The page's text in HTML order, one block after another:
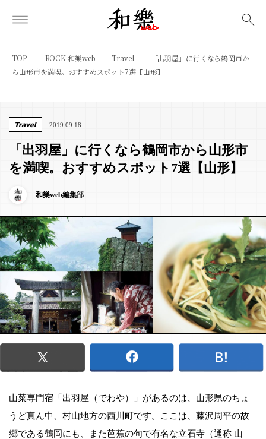
TOP ROCK 和樂web Travel
「出羽屋」に行くなら鶴岡市か
ら山形市を満喫。おすすめスポット7選【山形】
Travel 2019.09.18
「出羽屋」に行くなら鶴岡市から山形市
を満喫。おすすめスポット7選【山形】
和樂web編集部
山菜専門宿「出羽屋（でわや）」があるのは、山形県のちょ
うど真ん中、村山地方の西川町です。ここは、藤沢周平の故
郷である鶴岡にも、また芭蕉の句で有名な立石寺（通称 山